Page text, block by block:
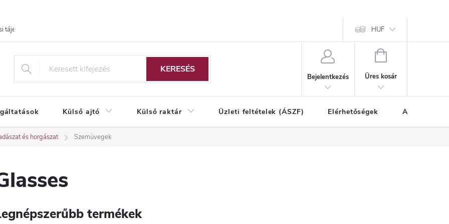
tájékoztató HUF
KERESÉS
Bejelentkezés
KOSÁR
Üres kosár
Külső ajtó Külső raktár Üzleti feltételek (ÁSZF) Elérhetőségek A vásárlás
és horgászat Szemüvegek
termékek